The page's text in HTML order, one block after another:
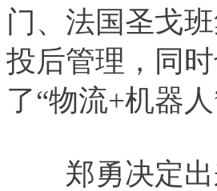
门、法国圣戈
投后管理，同
了“物流+机器
郑勇决定出